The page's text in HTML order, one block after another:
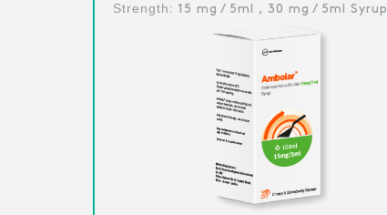
Strength: 15 mg / 5ml , 30 mg / 5ml Syrup